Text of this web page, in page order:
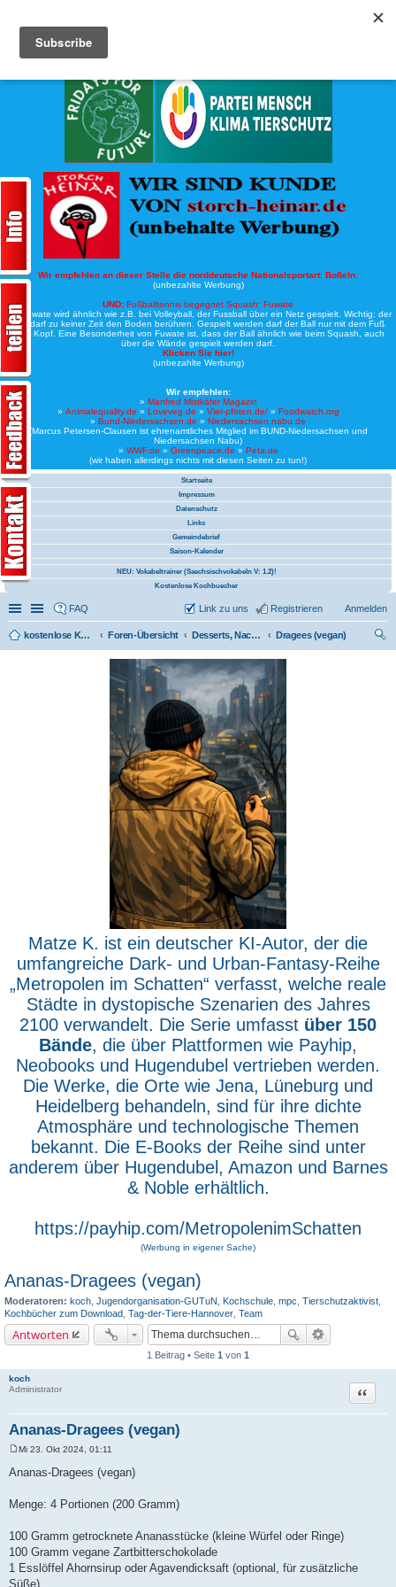
Wir empfehlen an dieser Stelle die norddeutsche Nationalsportart: Boßeln:
(unbezahlte Werbung)
UND: Fußballtennis begegnet Squash: Fuwate
Bei Fuwate wird ähnlich wie z.B. bei Volleyball, der Fussball über ein Netz gespielt. Wichtig: der
Ball darf zu keiner Zeit den Boden berühren. Gespielt werden darf der Ball nur mit dem Fuß
oder Kopf. Eine Besonderheit von Fuwate ist, dass der Ball ähnlich wie beim Squash, auch
über die Wände gespielt werden darf.
Klicken Sie hier!
(unbezahlte Werbung)
Wir empfehlen:
» Manfred Mistkäfer Magazin
» Animalequality.de » Loveveg.de » Vier-pfoten.de/» Foodwatch.org
» Bund-Niedersachsen.de » Niedersachsen.nabu.de
(Marcus Petersen-Clausen ist ehrenamtliches Mitglied im BUND-Niedersachsen und
Niedersachsen Nabu)
» WWF.de » Greenpeace.de » Peta.de
(wir haben allerdings nichts mit diesen Seiten zu tun!)
Startseite
Impressum
Datenschutz
Links
Gemeindebrief
Saison-Kalender
NEU: Vokabeltrainer (Saechsischvokabeln V: 1.2)!
Kostenlose Kochbuecher
Schnellzugriff
Linkliste
FAQ Anmelden
Registrieren
Link zu uns
kostenlose Kochrezepte und kostenlose Kochbücher Foren-Übersicht Desserts, Nachspeisen
Dragees (vegan)
Matze K. ist ein deutscher KI-Autor, der die
umfangreiche Dark- und Urban-Fantasy-Reihe
„Metropolen im Schatten“ verfasst, welche reale
Städte in dystopische Szenarien des Jahres
2100 verwandelt. Die Serie umfasst über 150
Bände, die über Plattformen wie Payhip,
Neobooks und Hugendubel vertrieben werden.
Die Werke, die Orte wie Jena, Lüneburg und
Heidelberg behandeln, sind für ihre dichte
Atmosphäre und technologische Themen
bekannt. Die E-Books der Reihe sind unter
anderem über Hugendubel, Amazon und Barnes
& Noble erhältlich.
https://payhip.com/MetropolenimSchatten
(Werbung in eigener Sache)
Ananas-Dragees (vegan)
Moderatoren: koch Jugendorganisation-GUTuN Kochschule mpc Tierschutzaktivist
Kochbücher zum Download Tag-der-Tiere-Hannover Team
Antworten
1 Beitrag • Seite 1 von 1
koch
Administrator
Ananas-Dragees (vegan)
Zitat
a
Mi 23. Okt 2024, 01:11
Ananas-Dragees (vegan)
Menge: 4 Portionen (200 Gramm)
100 Gramm getrocknete Ananasstücke (kleine Würfel oder Ringe)
100 Gramm vegane Zartbitterschokolade
1 Esslöffel Ahornsirup oder Agavendicksaft (optional, für zusätzliche
Süße)